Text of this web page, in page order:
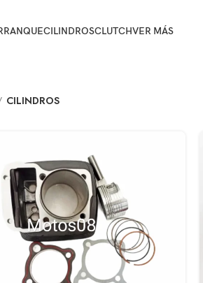
CILINDROSCLUTCHVER MÁS
CILINDROS